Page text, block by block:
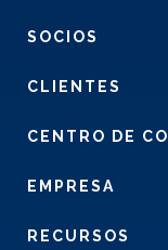
SOCIOS
CLIENTES
CENTRO DE
EMPRESA
RECURSOS